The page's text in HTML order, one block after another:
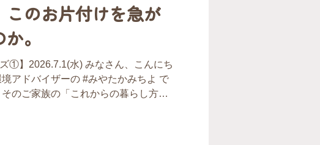
大阪府内のマンションでお一人暮ら
のお母様が、脳梗塞を患い緊急入院
安全面を考慮し、娘様がお住まいの
越しされることが決まりました。 離
に大きな不安を抱える中、娘様が弊
このお片付けを急が
。
ズ①】2026.7.1(水) みなさん、こんにち
アドバイザーの #みやたかみちよ で
のご家族の「これからの暮らし方」